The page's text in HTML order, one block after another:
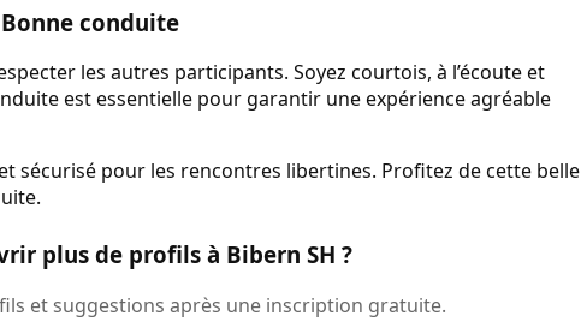
Bonne conduite
les autres participants. Soyez courtois, à l’écoute et
est essentielle pour garantir une expérience agréable
sécurisé pour les rencontres libertines. Profitez de cette belle
plus de profils à Bibern SH ?
et suggestions après une inscription gratuite.